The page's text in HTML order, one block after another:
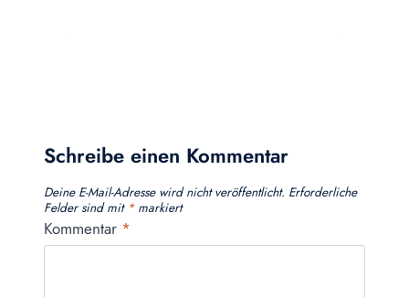
Schreibe einen Kommentar
Deine E-Mail-Adresse wird nicht veröffentlicht. Erforderliche
Felder sind mit *markiert
Kommentar *